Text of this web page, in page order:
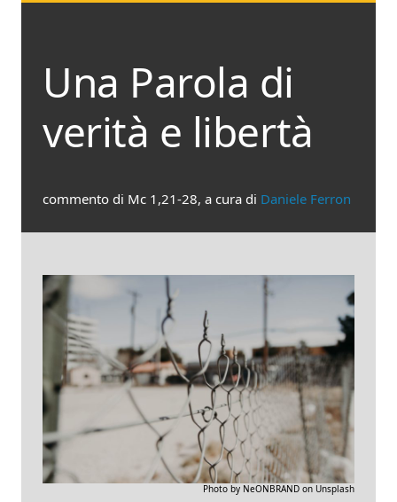
Una Parola di
verità e libertà
commento di Mc 1,21-28, a cura di Daniele Ferron
Photo by NeONBRAND on Unsplash